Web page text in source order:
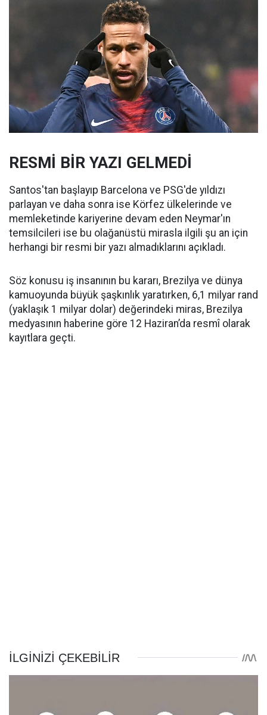
RESMİ BİR YAZI GELMEDİ
Santos'tan başlayıp Barcelona ve PSG'de yıldızı
parlayan ve daha sonra ise Körfez ülkelerinde ve
memleketinde kariyerine devam eden Neymar'ın
temsilcileri ise bu olağanüstü mirasla ilgili şu an için
herhangi bir resmi bir yazı almadıklarını açıkladı.
Söz konusu iş insanının bu kararı, Brezilya ve dünya
kamuoyunda büyük şaşkınlık yaratırken, 6,1 milyar rand
(yaklaşık 1 milyar dolar) değerindeki miras, Brezilya
medyasının haberine göre 12 Haziran’da resmî olarak
kayıtlara geçti.